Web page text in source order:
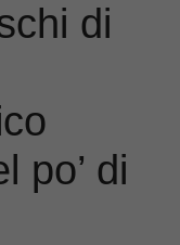
di
po’ di